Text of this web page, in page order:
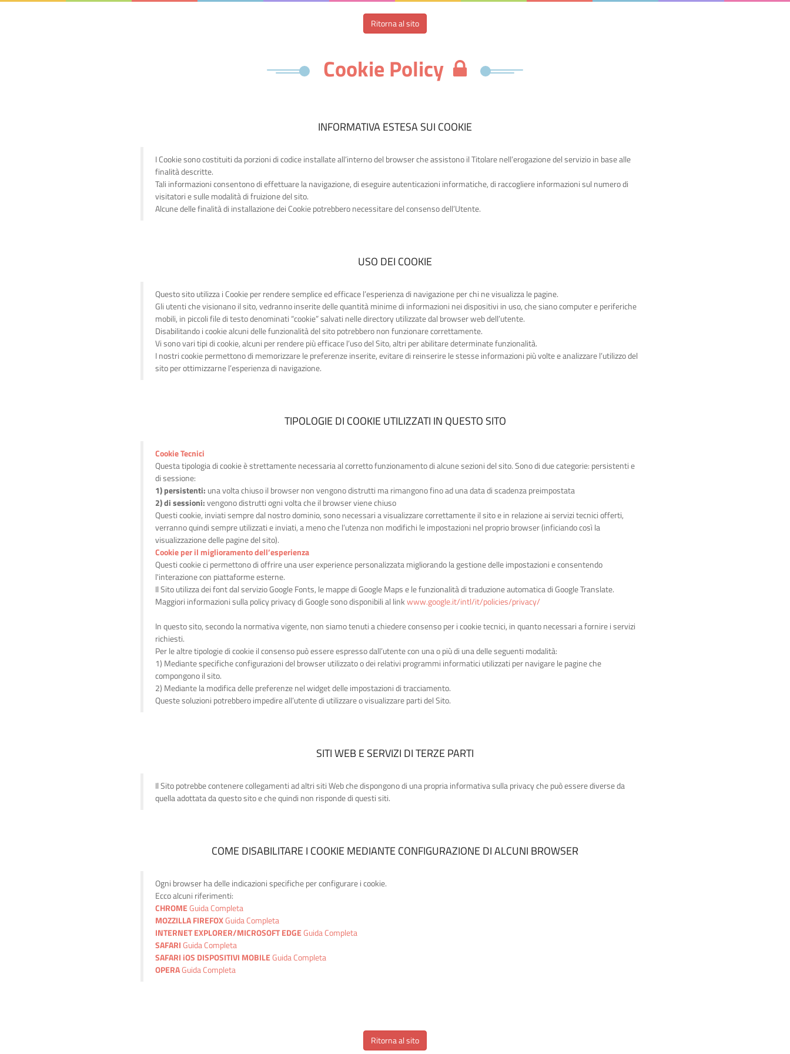
Ritorna al sito
Cookie Policy
INFORMATIVA ESTESA SUI COOKIE
I Cookie sono costituiti da porzioni di codice installate all’interno del browser che assistono il Titolare nell’erogazione del servizio in base alle
finalità descritte.
Tali informazioni consentono di effettuare la navigazione, di eseguire autenticazioni informatiche, di raccogliere informazioni sul numero di
visitatori e sulle modalità di fruizione del sito.
Alcune delle finalità di installazione dei Cookie potrebbero necessitare del consenso dell’Utente.
USO DEI COOKIE
Questo sito utilizza i Cookie per rendere semplice ed efficace l’esperienza di navigazione per chi ne visualizza le pagine.
Gli utenti che visionano il sito, vedranno inserite delle quantità minime di informazioni nei dispositivi in uso, che siano computer e periferiche
mobili, in piccoli file di testo denominati “cookie” salvati nelle directory utilizzate dal browser web dell’utente.
Disabilitando i cookie alcuni delle funzionalità del sito potrebbero non funzionare correttamente.
Vi sono vari tipi di cookie, alcuni per rendere più efficace l’uso del Sito, altri per abilitare determinate funzionalità.
I nostri cookie permettono di memorizzare le preferenze inserite, evitare di reinserire le stesse informazioni più volte e analizzare l’utilizzo del
sito per ottimizzarne l’esperienza di navigazione.
TIPOLOGIE DI COOKIE UTILIZZATI IN QUESTO SITO
Cookie Tecnici
Questa tipologia di cookie è strettamente necessaria al corretto funzionamento di alcune sezioni del sito. Sono di due categorie: persistenti e
di sessione:
1) persistenti: una volta chiuso il browser non vengono distrutti ma rimangono fino ad una data di scadenza preimpostata
2) di sessioni:vengono distrutti ogni volta che il browser viene chiuso
Questi cookie, inviati sempre dal nostro dominio, sono necessari a visualizzare correttamente il sito e in relazione ai servizi tecnici offerti,
verranno quindi sempre utilizzati e inviati, a meno che l’utenza non modifichi le impostazioni nel proprio browser (inficiando così la
visualizzazione delle pagine del sito).
Cookie per il miglioramento dell’esperienza
Questi cookie ci permettono di offrire una user experience personalizzata migliorando la gestione delle impostazioni e consentendo
l'interazione con piattaforme esterne.
Il Sito utilizza dei font dal servizio Google Fonts, le mappe di Google Maps e le funzionalità di traduzione automatica di Google Translate.
Maggiori informazioni sulla policy privacy di Google sono disponibili al linkwww.google.it/intl/it/policies/privacy/
In questo sito, secondo la normativa vigente, non siamo tenuti a chiedere consenso per i cookie tecnici, in quanto necessari a fornire i servizi
richiesti.
Per le altre tipologie di cookie il consenso può essere espresso dall’utente con una o più di una delle seguenti modalità:
1) Mediante specifiche configurazioni del browser utilizzato o dei relativi programmi informatici utilizzati per navigare le pagine che
compongono il sito.
2) Mediante la modifica delle preferenze nel widget delle impostazioni di tracciamento.
Queste soluzioni potrebbero impedire all’utente di utilizzare o visualizzare parti del Sito.
SITI WEB E SERVIZI DI TERZE PARTI
Il Sito potrebbe contenere collegamenti ad altri siti Web che dispongono di una propria informativa sulla privacy che può essere diverse da
quella adottata da questo sito e che quindi non risponde di questi siti.
COME DISABILITARE I COOKIE MEDIANTE CONFIGURAZIONE DI ALCUNI BROWSER
Ogni browser ha delle indicazioni specifiche per configurare i cookie.
Ecco alcuni riferimenti:
CHROMEGuida Completa
MOZZILLA FIREFOXGuida Completa
INTERNET EXPLORER/MICROSOFT EDGEGuida Completa
SAFARIGuida Completa
SAFARI iOS DISPOSITIVI MOBILEGuida Completa
OPERAGuida Completa
Ritorna al sito